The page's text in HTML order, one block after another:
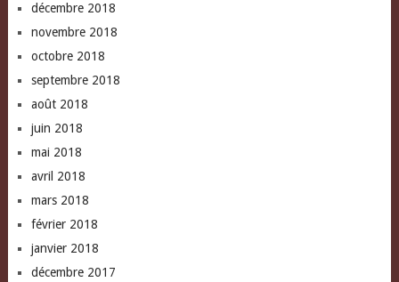
décembre 2018
novembre 2018
octobre 2018
septembre 2018
août 2018
juin 2018
mai 2018
avril 2018
mars 2018
février 2018
janvier 2018
décembre 2017